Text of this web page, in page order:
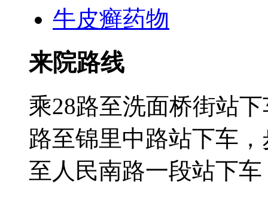
牛皮癣药物
来院路线
乘28路至洗面桥街站
路至锦里中路站下车
至人民南路一段站下